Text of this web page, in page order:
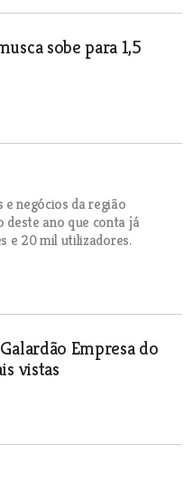
sobe para 1,5
negócios da região
deste ano que conta já
e 20 mil utilizadores.
Empresa do
vistas